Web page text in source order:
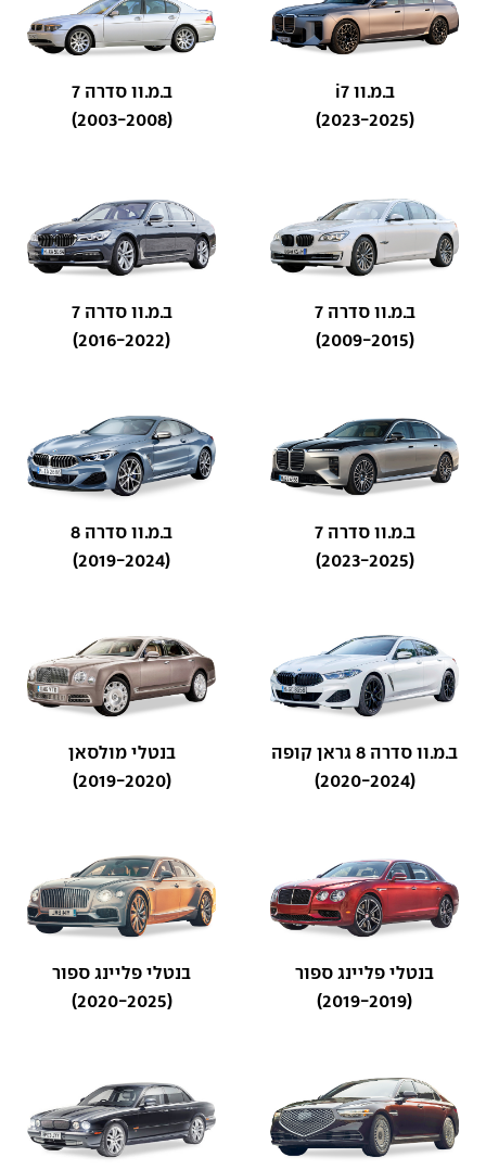
ב.מ.וו i7
(2023-2025)
ב.מ.וו סדרה 7
(2003-2008)
ב.מ.וו סדרה 7
(2009-2015)
ב.מ.וו סדרה 7
(2016-2022)
ב.מ.וו סדרה 7
(2023-2025)
ב.מ.וו סדרה 8
(2019-2024)
ב.מ.וו סדרה 8 גראן קופה
(2020-2024)
בנטלי מולסאן
(2019-2020)
בנטלי פליינג ספור
(2019-2019)
בנטלי פליינג ספור
(2020-2025)